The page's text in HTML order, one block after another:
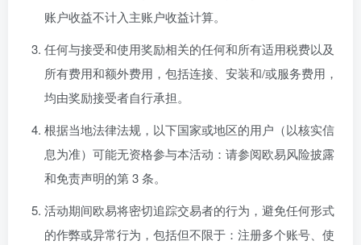
账户收益不计入主账户收益计算。
任何与接受和使用奖励相关的任何和所有适用税费以及
所有费用和额外费用，包括连接、安装和/或服务费用，
均由奖励接受者自行承担。
根据当地法律法规，以下国家或地区的用户（以核实信
息为准）可能无资格参与本活动：请参阅欧易风险披露
和免责声明的第 3 条。
活动期间欧易将密切追踪交易者的行为，避免任何形式
的作弊或异常行为，包括但不限于：注册多个账号、使